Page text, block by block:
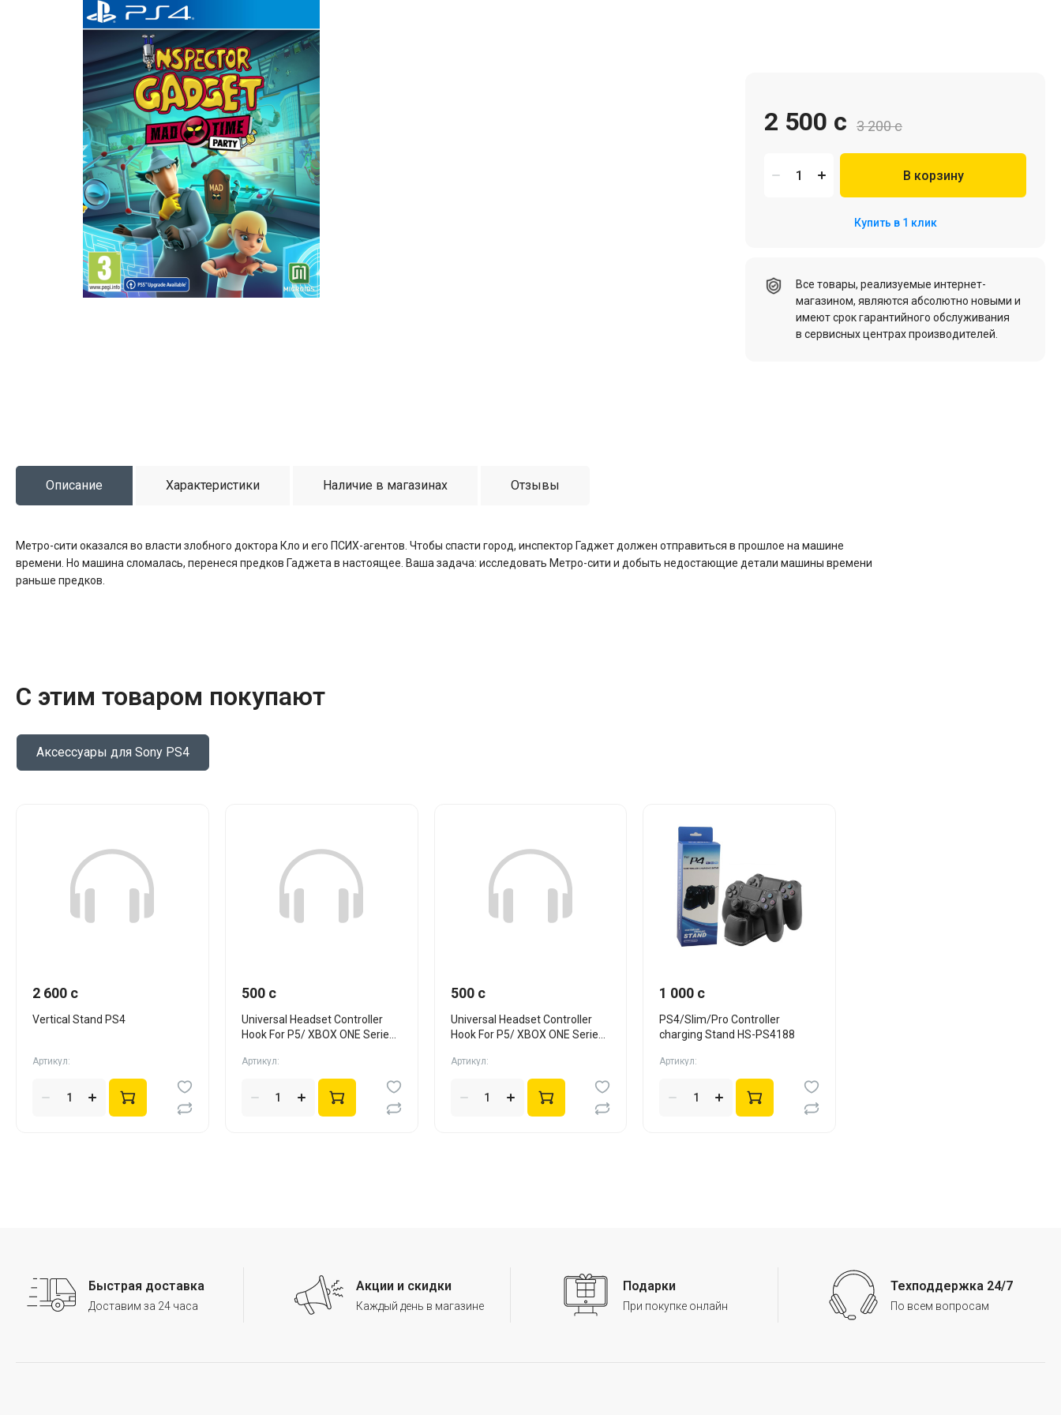
Наушники
Колонки Цифровые товары (Подписки PSN, Xbox, Steam, ПК)
Рюкзаки, сумки
3 200 c
2 500 c
В корзину
Купить в 1 клик
Все товары, реализуемые интернет-
магазином, являются абсолютно новыми и
имеют срок гарантийного обслуживания
в сервисных центрах производителей.
Описание Характеристики Наличие в магазинах Отзывы
Метро-сити оказался во власти злобного доктора Кло и его ПСИХ-агентов. Чтобы спасти город, инспектор Гаджет должен отправиться в прошлое на машине
времени. Но машина сломалась, перенеся предков Гаджета в настоящее. Ваша задача: исследовать Метро-сити и добыть недостающие детали машины времени
раньше предков.
С этим товаром покупают
Аксессуары для Sony PS4
2 600 c
Vertical Stand PS4
Артикул:
500 c
Universal Headset Controller
Hook For P5/ XBOX ONE Series
Артикул:
500 c
Universal Headset Controller
Hook For P5/ XBOX ONE Series
Артикул:
1 000 c
PS4/Slim/Pro Controller
charging Stand HS-PS4188
Артикул:
Быстрая доставка
Доставим за 24 часа
Акции и скидки
Каждый день в магазине
Подарки
При покупке онлайн
Техподдержка 24/7
По всем вопросам